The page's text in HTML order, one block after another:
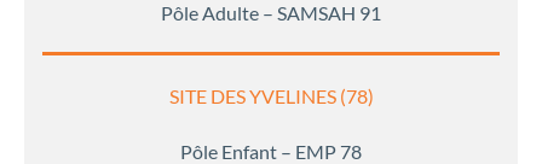
Pôle Adulte – SAMSAH 91
SITE DES YVELINES (78)
Pôle Enfant – EMP 78